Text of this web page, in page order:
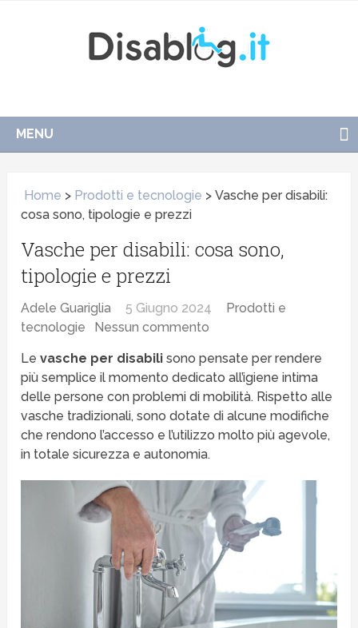
MENU
Home > Prodotti e tecnologie >Vasche per disabili:
cosa sono, tipologie e prezzi
Vasche per disabili: cosa sono,
tipologie e prezzi
Adele Guariglia 5 Giugno 2024
Prodotti e
tecnologie
Nessun commento
Levasche per disabili sono pensate per rendere
più semplice il momento dedicato all’igiene intima
delle persone con problemi di mobilità. Rispetto alle
vasche tradizionali, sono dotate di alcune modifiche
che rendono l’accesso e l’utilizzo molto più agevole,
in totale sicurezza e autonomia.